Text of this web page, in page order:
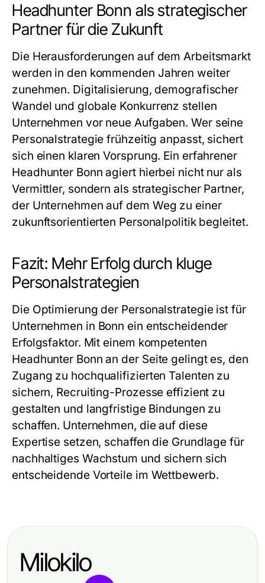
Headhunter Bonn als strategischer
Partner für die Zukunft
Die Herausforderungen auf dem Arbeitsmarkt
werden in den kommenden Jahren weiter
zunehmen. Digitalisierung, demografischer
Wandel und globale Konkurrenz stellen
Unternehmen vor neue Aufgaben. Wer seine
Personalstrategie frühzeitig anpasst, sichert
sich einen klaren Vorsprung. Ein erfahrener
Headhunter Bonn agiert hierbei nicht nur als
Vermittler, sondern als strategischer Partner,
der Unternehmen auf dem Weg zu einer
zukunftsorientierten Personalpolitik begleitet.
Fazit: Mehr Erfolg durch kluge
Personalstrategien
Die Optimierung der Personalstrategie ist für
Unternehmen in Bonn ein entscheidender
Erfolgsfaktor. Mit einem kompetenten
Headhunter Bonn an der Seite gelingt es, den
Zugang zu hochqualifizierten Talenten zu
sichern, Recruiting-Prozesse effizient zu
gestalten und langfristige Bindungen zu
schaffen. Unternehmen, die auf diese
Expertise setzen, schaffen die Grundlage für
nachhaltiges Wachstum und sichern sich
entscheidende Vorteile im Wettbewerb.
Milokilo